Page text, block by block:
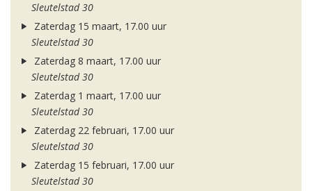
Sleutelstad 30
Zaterdag 15 maart, 17.00 uur
Sleutelstad 30
Zaterdag 8 maart, 17.00 uur
Sleutelstad 30
Zaterdag 1 maart, 17.00 uur
Sleutelstad 30
Zaterdag 22 februari, 17.00 uur
Sleutelstad 30
Zaterdag 15 februari, 17.00 uur
Sleutelstad 30